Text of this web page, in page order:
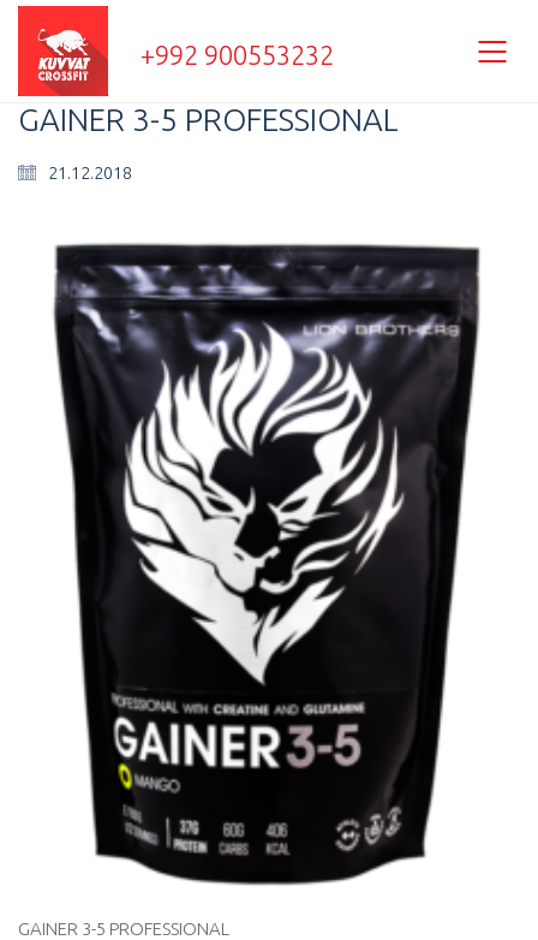
+992 900553232
GAINER 3-5 PROFESSIONAL
21.12.2018
GAINER 3-5 PROFESSIONAL